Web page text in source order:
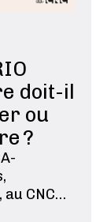
doit-il
ou
?
CNC
: et